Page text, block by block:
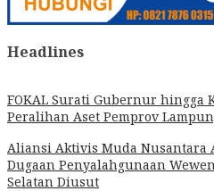
Headlines
FOKAL Surati Gubernur hingga
Peralihan Aset Pemprov
Aliansi Aktivis Muda Nusantara
Dugaan Penyalahgunaan
Selatan Diusut